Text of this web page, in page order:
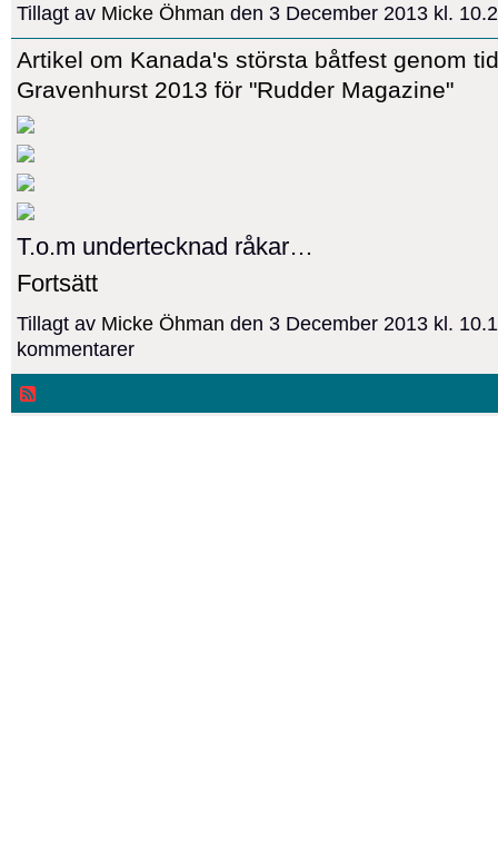
Tillagt av Micke Öhman den 3 December 2013 kl.
Artikel om Kanada's största båtfest genom
Gravenhurst 2013 för "Rudder Magazine"
T.o.m undertecknad råkar…
Fortsätt
Tillagt av Micke Öhman den 3 December 2013 kl.
kommentarer